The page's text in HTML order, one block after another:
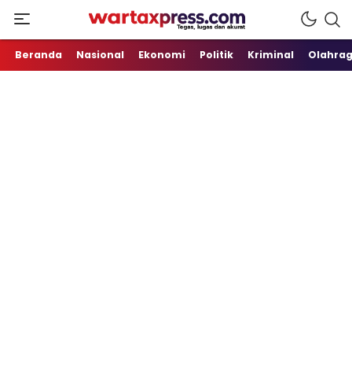
WartaXpress
Tegas, Lugas dan Akurat
Beranda Nasional Ekonomi Politik Kriminal